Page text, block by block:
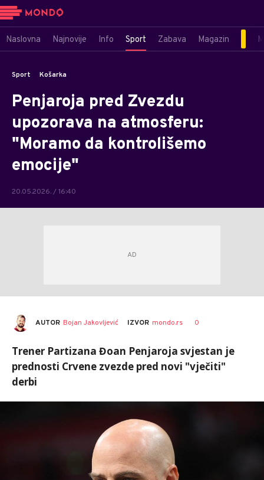
Naslovna Najnovije Info Sport Zabava Magazin
Sport Košarka
Penjaroja pred Zvezdu
upozorava na atmosferu:
"Moramo da kontrolišemo
emocije"
20.05.2026. / 16:40
AUTOR Bojan Jakovljević IZVOR mondo.rs 0
Trener Partizana Đoan Penjaroja svjestan je
prednosti Crvene zvezde pred novi "vječiti"
derbi